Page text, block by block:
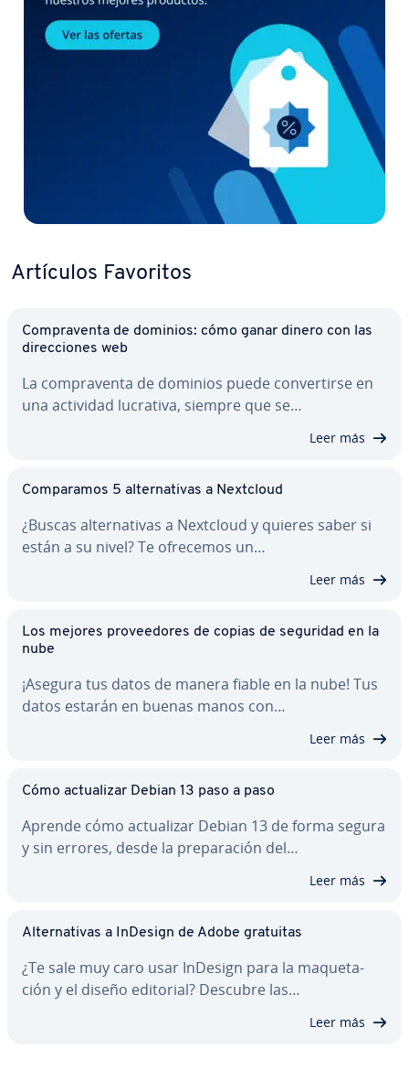
Artículos Favoritos
Co­m­pra­ve­n­ta de dominios: cómo ganar dinero con las
di­re­c­cio­nes web
La co­m­pra­ve­n­ta de dominios puede co­n­ve­r­ti­r­se en
una actividad lucrativa, siempre que se…
Leer más
Co­m­pa­ra­mos 5 al­te­r­na­ti­vas a Nextcloud
¿Buscas al­te­r­na­ti­vas a Nextcloud y quieres saber si
están a su nivel? Te ofrecemos un…
Leer más
Los mejores pro­vee­do­res de copias de seguridad en la
nube
¡Asegura tus datos de manera fiable en la nube! Tus
datos estarán en buenas manos con…
Leer más
Cómo ac­tua­li­zar Debian 13 paso a paso
Aprende cómo ac­tua­li­zar Debian 13 de forma segura
y sin errores, desde la pre­pa­ra­ción del…
Leer más
Al­te­r­na­ti­vas a InDesign de Adobe gratuitas
¿Te sale muy caro usar InDesign para la ma­que­ta­
ción y el diseño editorial? Descubre las…
Leer más